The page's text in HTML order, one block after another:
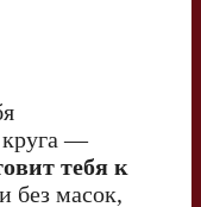
круга —
тебя к
без масок,